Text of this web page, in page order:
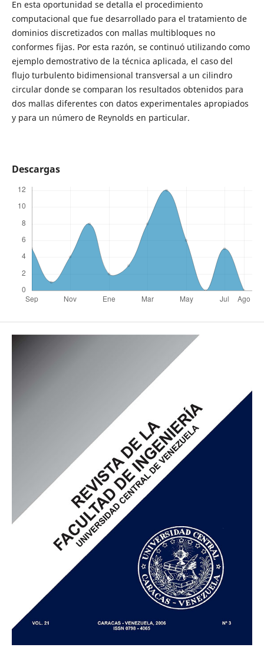
En esta oportunidad se detalla el procedimiento
computacional que fue desarrollado para el tratamiento de
dominios discretizados con mallas multibloques no
conformes fijas. Por esta razón, se continuó utilizando como
ejemplo demostrativo de la técnica aplicada, el caso del
flujo turbulento bidimensional transversal a un cilindro
circular donde se comparan los resultados obtenidos para
dos mallas diferentes con datos experimentales apropiados
y para un número de Reynolds en particular.
Descargas